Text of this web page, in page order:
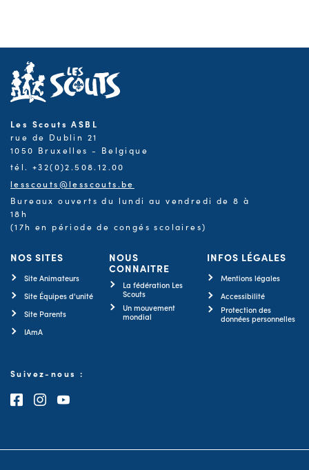
Les Scouts ASBL
rue de Dublin 21
1050 Bruxelles - Belgique
tél. +32(0)2.508.12.00
lesscouts@lesscouts.be
Bureaux ouverts du lundi au vendredi de 8 à
18h
(17h en période de congés scolaires)
NOS SITES
Site Animateurs
Site Équipes d'unité
Site Parents
IAmA
NOUS
CONNAITRE
La fédération Les
Scouts
Un mouvement
mondial
INFOS LÉGALES
Mentions légales
Accessibilité
Protection des
données personnelles
Suivez-nous :
Consultez notre page Facebook
Consultez notre page Instagram
Consultez notre chaîne Youtube